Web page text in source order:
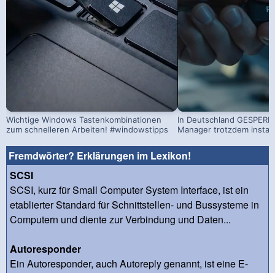
Wichtige Windows Tastenkombinationen
zum schnelleren Arbeiten! #windowstipps
In Deutschland
Manager trotzdem
Fremdwörter? Erklärungen im Lexikon!
SCSI
SCSI, kurz für Small Computer System Interface, ist ein
etablierter Standard für Schnittstellen- und Bussysteme in
Computern und diente zur Verbindung und Daten...
Autoresponder
Ein Autoresponder, auch Autoreply genannt, ist eine E-